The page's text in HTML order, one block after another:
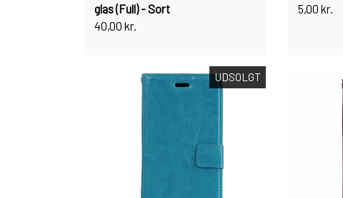
glas (Full) - Sort
40,00 kr.
5,00 kr.
UDSOLGT